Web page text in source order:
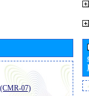
(CMR-07)